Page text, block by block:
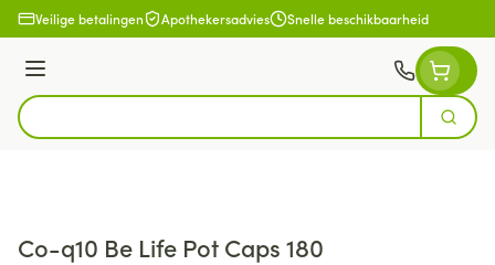
Ga naar de inhoud
Veilige betalingen Apothekersadvies Snelle beschikbaarheid
Menu
Product, merk, categorie...
Zoek
Co-q10 Be Life Pot Caps 180